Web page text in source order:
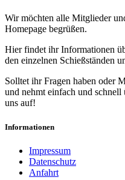
Wir möchten alle Mitglieder
Homepage begrüßen.
Hier findet ihr Informationen
den einzelnen Schießständen
Solltet ihr Fragen haben oder
und nehmt einfach und
uns auf!
Informationen
Impressum
Datenschutz
Anfahrt